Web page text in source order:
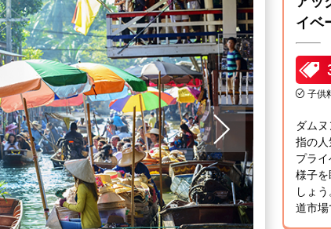
イベ
子供
ダム
指の
プラ
様子
しょ
道市